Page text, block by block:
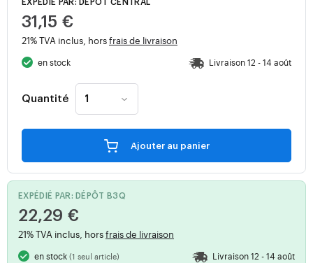
EXPÉDIÉ PAR: DÉPÔT CENTRAL
31,15 €
21% TVA inclus, horsfrais de livraison
en stock Livraison 12 - 14 août
Quantité
Ajouter au panier
EXPÉDIÉ PAR: DÉPÔT B3Q
22,29 €
21% TVA inclus, horsfrais de livraison
en stock(1 seul article) Livraison 12 - 14 août